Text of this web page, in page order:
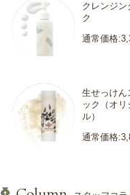
クレンジン
ク
通常価格
生せっけん
ック（オリ
ル）
通常価格